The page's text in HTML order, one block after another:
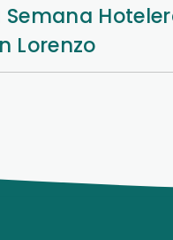
Semana
Lorenzo